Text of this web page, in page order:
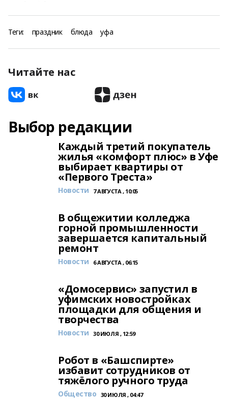
Теги: праздник блюда уфа
Читайте нас
Выбор редакции
Каждый третий покупатель
жилья «комфорт плюс» в Уфе
выбирает квартиры от
«Первого Треста»
Новости 7 АВГУСТА , 10:05
В общежитии колледжа
горной промышленности
завершается капитальный
ремонт
Новости 6 АВГУСТА , 06:15
«Домосервис» запустил в
уфимских новостройках
площадки для общения и
творчества
Новости 30 ИЮЛЯ , 12:59
Робот в «Башспирте»
избавит сотрудников от
тяжёлого ручного труда
Общество 30 ИЮЛЯ , 04:47